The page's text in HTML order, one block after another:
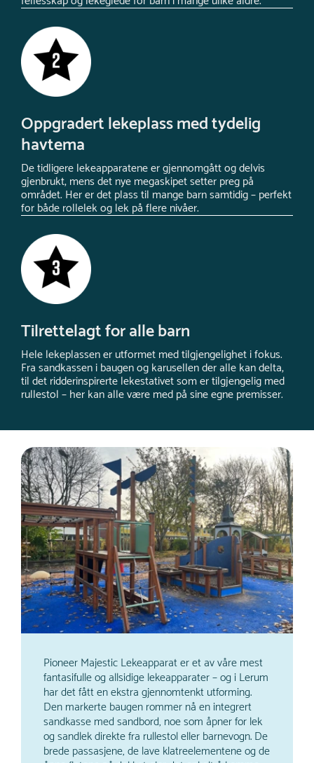
Oppgradert lekeplass med tydelig
havtema
De tidligere lekeapparatene er gjennomgått og delvis
gjenbrukt, mens det nye megaskipet setter preg på
området. Her er det plass til mange barn samtidig – perfekt
for både rollelek og lek på flere nivåer.
Tilrettelagt for alle barn
Hele lekeplassen er utformet med tilgjengelighet i fokus.
Fra sandkassen i baugen og karusellen der alle kan delta,
til det ridderinspirerte lekestativet som er tilgjengelig med
rullestol – her kan alle være med på sine egne premisser.
Pioneer Majestic Lekeapparat er et av våre mest
fantasifulle og allsidige lekeapparater – og i Lerum
har det fått en ekstra gjennomtenkt utforming.
Den markerte baugen rommer nå en integrert
sandkasse med sandbord, noe som åpner for lek
og sandlek direkte fra rullestol eller barnevogn. De
brede passasjene, de lave klatreelementene og de